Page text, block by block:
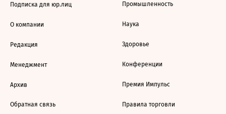
Подписка для юр.лиц
О компании
Редакция
Менеджмент
Архив
Обратная связь
Промышленность
Наука
Здоровье
Конференции
Премия Импульс
Правила торговли